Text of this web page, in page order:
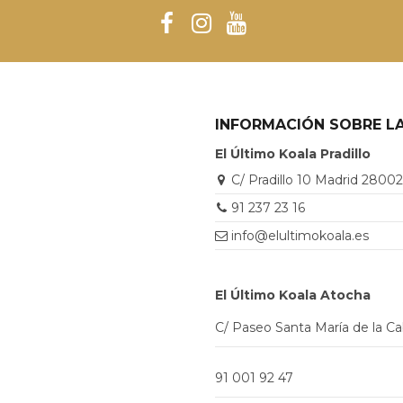
INFORMACIÓN SOBRE
El Último Koala Pradillo
C/ Pradillo 10 Madrid 28002
91 237 23 16
info@elultimokoala.es
El Último Koala Atocha
C/ Paseo Santa María de la
91 001 92 47